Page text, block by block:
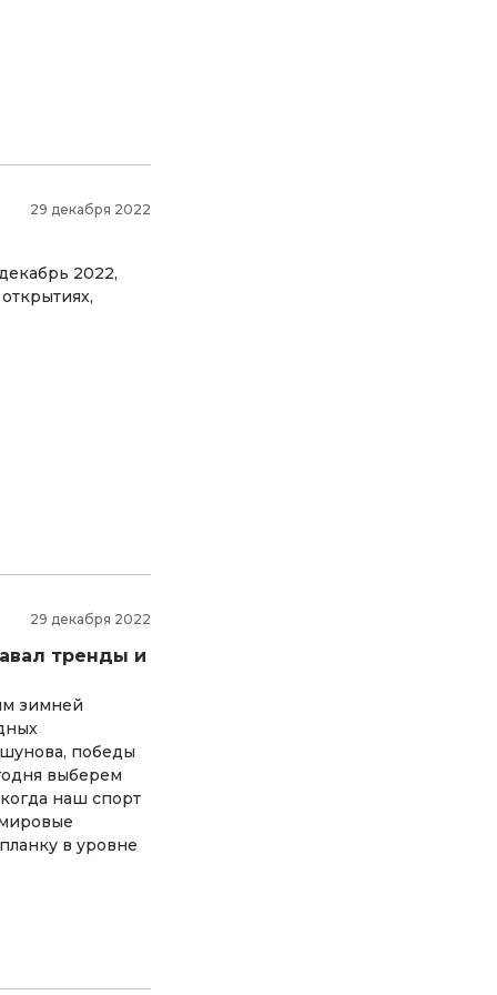
29 декабря 2022
2022,
29 декабря 2022
тренды и
зимней
победы
выберем
наш спорт
в уровне